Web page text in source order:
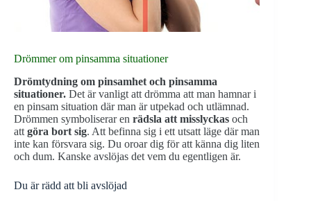
Drömmer om pinsamma situationer
Drömtydning om pinsamhet och pinsamma
situationer. Det är vanligt att drömma att man hamnar i
en pinsam situation där man är utpekad och utlämnad.
Drömmen symboliserar en rädsla att misslyckas och
att göra bort sig. Att befinna sig i ett utsatt läge där man
inte kan försvara sig. Du oroar dig för att känna dig liten
och dum. Kanske avslöjas det vem du egentligen är.
Du är rädd att bli avslöjad